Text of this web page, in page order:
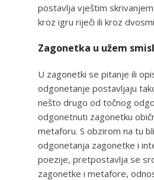
postavlja vještim
kroz igru riječi ili kroz
Zagonetka u užem
U zagonetki se pitanje ili
odgonetanje postavljaju
nešto drugo od točnog
odgonetnuti zagonetku
metaforu. S obzirom na tu
odgonetanja zagonetke i
poezije, pretpostavlja se
zagonetke i metafore,